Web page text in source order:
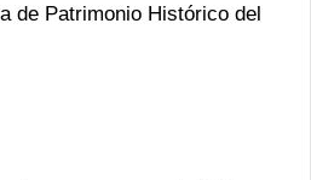
de Patrimonio Histórico del